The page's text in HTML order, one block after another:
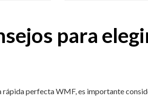
para
rápida perfecta WMF, es importante